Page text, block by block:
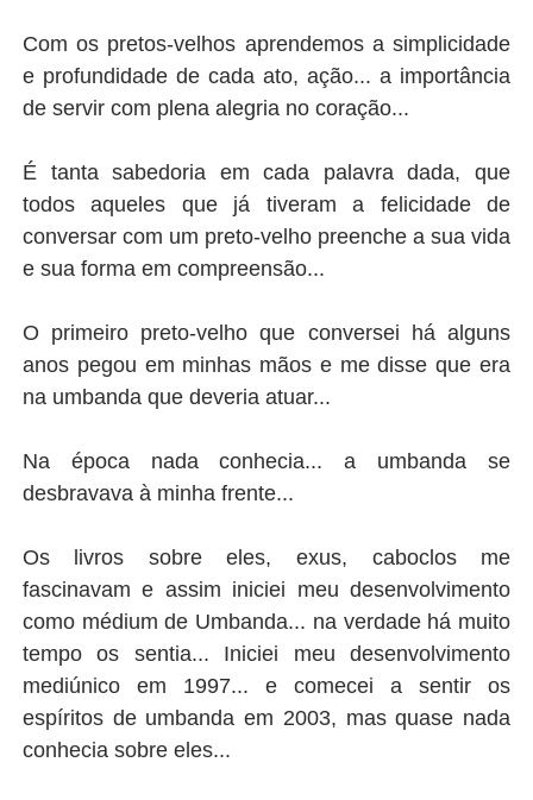
Com os pretos-velhos aprendemos a simplicidade
e profundidade de cada ato, ação... a importância
de servir com plena alegria no coração...
É tanta sabedoria em cada palavra dada, que
todos aqueles que já tiveram a felicidade de
conversar com um preto-velho preenche a sua vida
e sua forma em compreensão...
O primeiro preto-velho que conversei há alguns
anos pegou em minhas mãos e me disse que era
na umbanda que deveria atuar...
Na época nada conhecia... a umbanda se
desbravava à minha frente...
Os livros sobre eles, exus, caboclos me
fascinavam e assim iniciei meu desenvolvimento
como médium de Umbanda... na verdade há muito
tempo os sentia... Iniciei meu desenvolvimento
mediúnico em 1997... e comecei a sentir os
espíritos de umbanda em 2003, mas quase nada
conhecia sobre eles...